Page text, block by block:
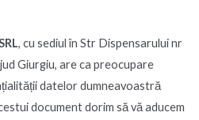
, cu sediul în Str Dispensarului nr
Giurgiu, are ca preocupare
datelor dumneavoastră
document dorim să vă aducem